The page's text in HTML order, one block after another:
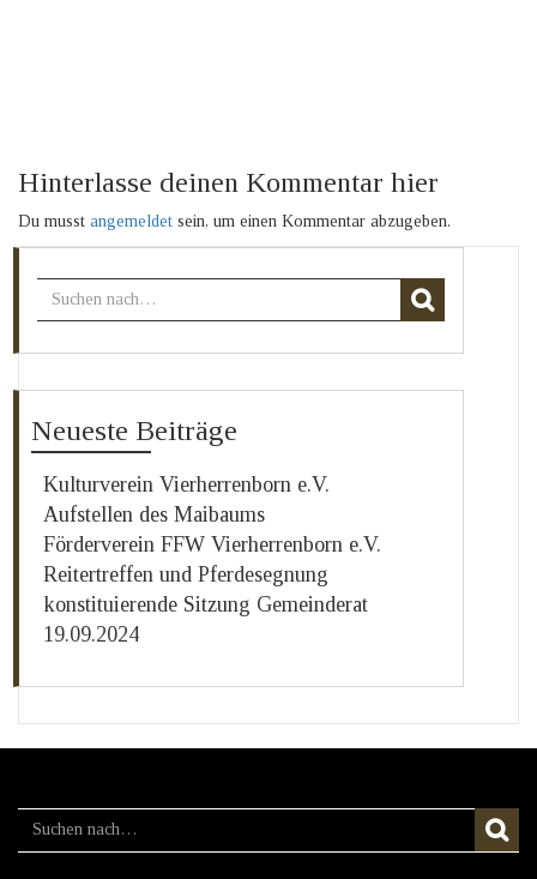
Hinterlasse deinen Kommentar hier
Du musst angemeldet sein, um einen Kommentar abzugeben.
Neueste Beiträge
Kulturverein Vierherrenborn e.V.
Aufstellen des Maibaums
Förderverein FFW Vierherrenborn e.V.
Reitertreffen und Pferdesegnung
konstituierende Sitzung Gemeinderat
19.09.2024